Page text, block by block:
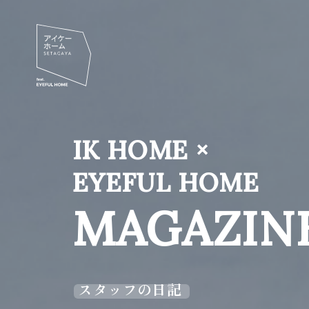
IK HOME ×
EYEFUL HOME
スタッフの日記